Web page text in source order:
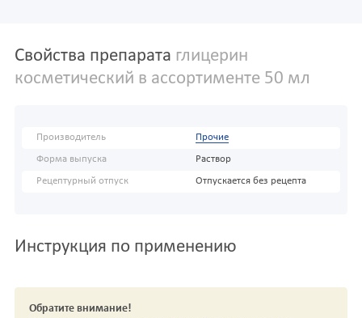
Свойства препарата глицерин
косметический в ассортименте 50 мл
Производитель Прочие
Форма выпуска Раствор
Рецептурный отпуск Отпускается без рецепта
Инструкция по применению
Обратите внимание!